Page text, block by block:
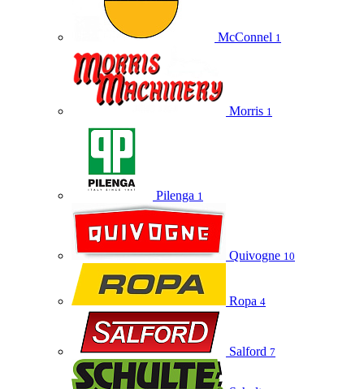
McConnel 1
Morris 1
Pilenga 1
Quivogne 10
Ropa 4
Salford 7